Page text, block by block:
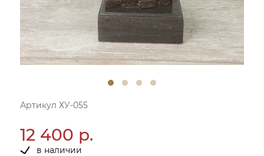
Артикул ХУ-055
12 400 р.
в наличии